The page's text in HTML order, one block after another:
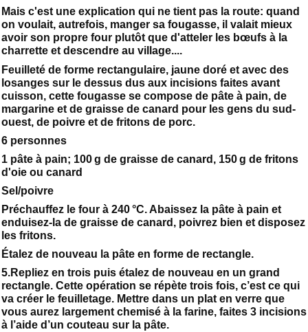
Mais c'est une explication qui ne tient pas la route: quand
on voulait, autrefois, manger sa fougasse, il valait mieux
avoir son propre four plutôt que d'atteler les bœufs à la
charrette et descendre au village....
Feuilleté de forme rectangulaire, jaune doré et avec des
losanges sur le dessus dus aux incisions faites avant
cuisson, cette fougasse se compose de pâte à pain, de
margarine et de graisse de canard pour les gens du sud-
ouest, de poivre et de fritons de porc.
6 personnes
1 pâte à pain; 100 g de graisse de canard, 150 g de fritons
d'oie ou canard
Sel/poivre
Préchauffez le four à 240 °C. Abaissez la pâte à pain et
enduisez-la de graisse de canard, poivrez bien et disposez
les fritons.
Étalez de nouveau la pâte en forme de rectangle.
5.Repliez en trois puis étalez de nouveau en un grand
rectangle. Cette opération se répète trois fois, c’est ce qui
va créer le feuilletage. Mettre dans un plat en verre que
vous aurez largement chemisé à la farine, faites 3 incisions
à l’aide d’un couteau sur la pâte.